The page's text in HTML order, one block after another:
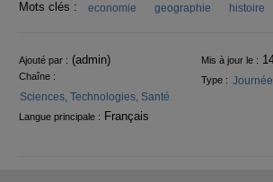
Mots clés : economie geographie histoire
Informations
Ajouté par : (admin) Mis à jour le :
Chaîne :
Sciences, Technologies, Santé
Type :
Langue principale : Français